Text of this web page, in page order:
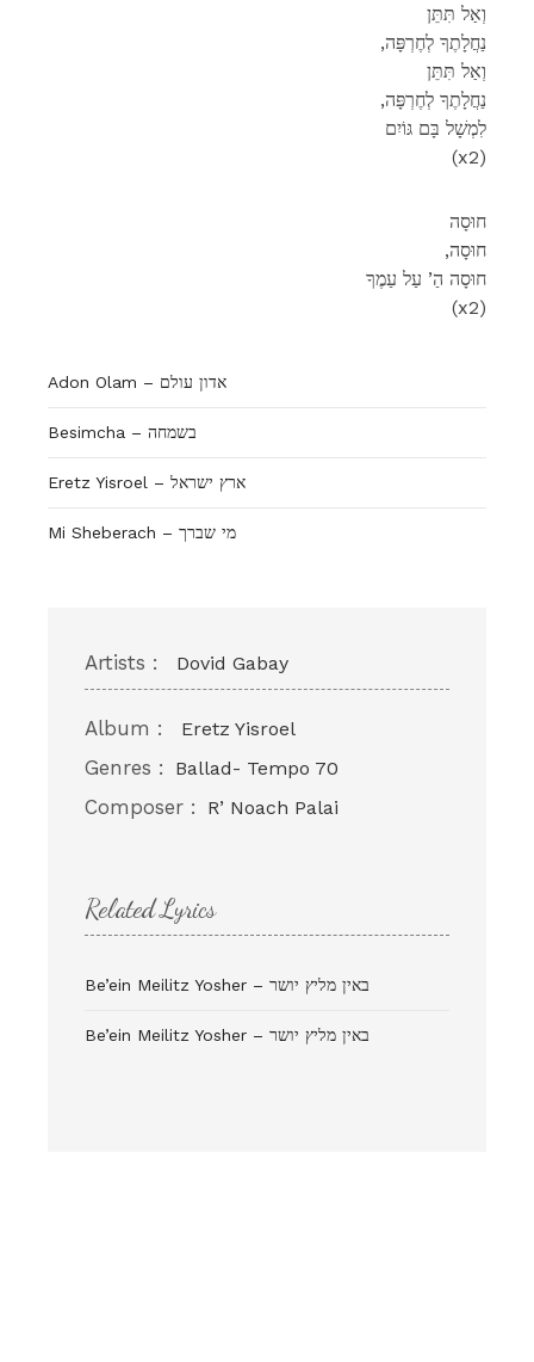
וְאַל תִּתֵּן
,נַחֲלָתֶךָ לְחֶרְפָּה
וְאַל תִּתֵּן
,נַחֲלָתֶךָ לְחֶרְפָּה
לִמְשָׁל בָּם גּוֹיִם
(x2)
חוּסָה
,חוּסָה
חוּסָה הַ’ עַל עַמֶךָ
(x2)
Adon Olam – אדון עולם
Besimcha – בשמחה
Eretz Yisroel – ארץ ישראל
Mi Sheberach – מי שברך
Artists : Dovid Gabay
Album : Eretz Yisroel
Genres : Ballad- Tempo 70
Composer : R’ Noach Palai
Related Lyrics
Be’ein Meilitz Yosher – באין מליץ יושר
Be’ein Meilitz Yosher – באין מליץ יושר